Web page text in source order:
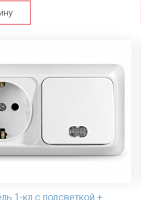
1-кл с подсветкой +